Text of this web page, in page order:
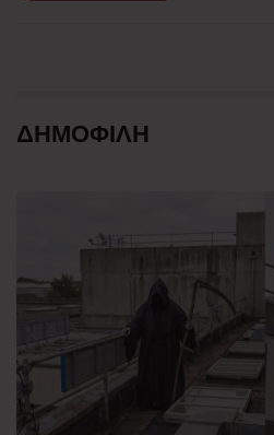
ΔΗΜΟΦΙΛΗ